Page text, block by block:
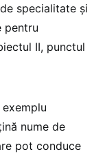
specialitate și
pentru
II, punctul
nume de
pot conduce